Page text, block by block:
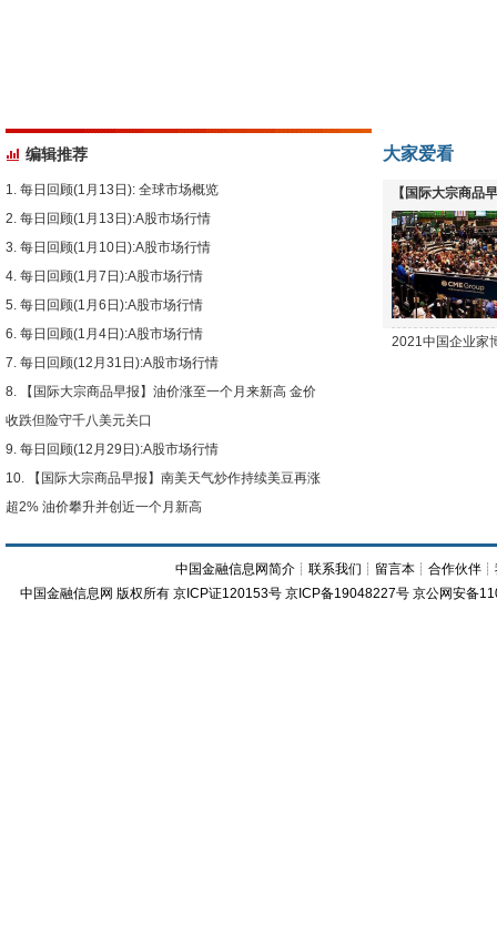
编辑推荐
每日回顾(1月13日): 全球市场概览
每日回顾(1月13日):A股市场行情
每日回顾(1月10日):A股市场行情
每日回顾(1月7日):A股市场行情
每日回顾(1月6日):A股市场行情
每日回顾(1月4日):A股市场行情
每日回顾(12月31日):A股市场行情
【国际大宗商品早报】油价涨至一个月来新高 金价
收跌但险守千八美元关口
每日回顾(12月29日):A股市场行情
【国际大宗商品早报】南美天气炒作持续美豆再涨
超2% 油价攀升并创近一个月新高
大家爱看
【国际大宗商品
下跌
2021中国企业家
中国金融信息网简介 ┊联系我们 ┊ 留言本 ┊合作伙伴 ┊
中国金融信息网 版权所有 京ICP证120153号 京ICP备19048227号 京公网安备